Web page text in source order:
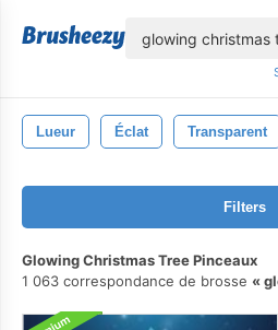
Lueur Éclat Transparent
Filters
Glowing Christmas Tree Pinceaux
1 063 correspondance de brosse